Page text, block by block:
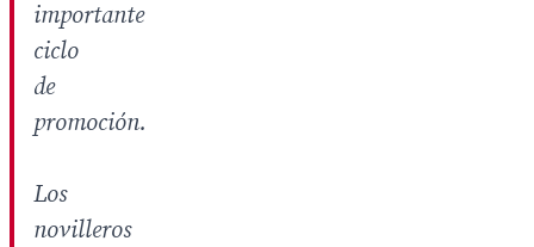
importante
ciclo
de
promoción.
Los
novilleros